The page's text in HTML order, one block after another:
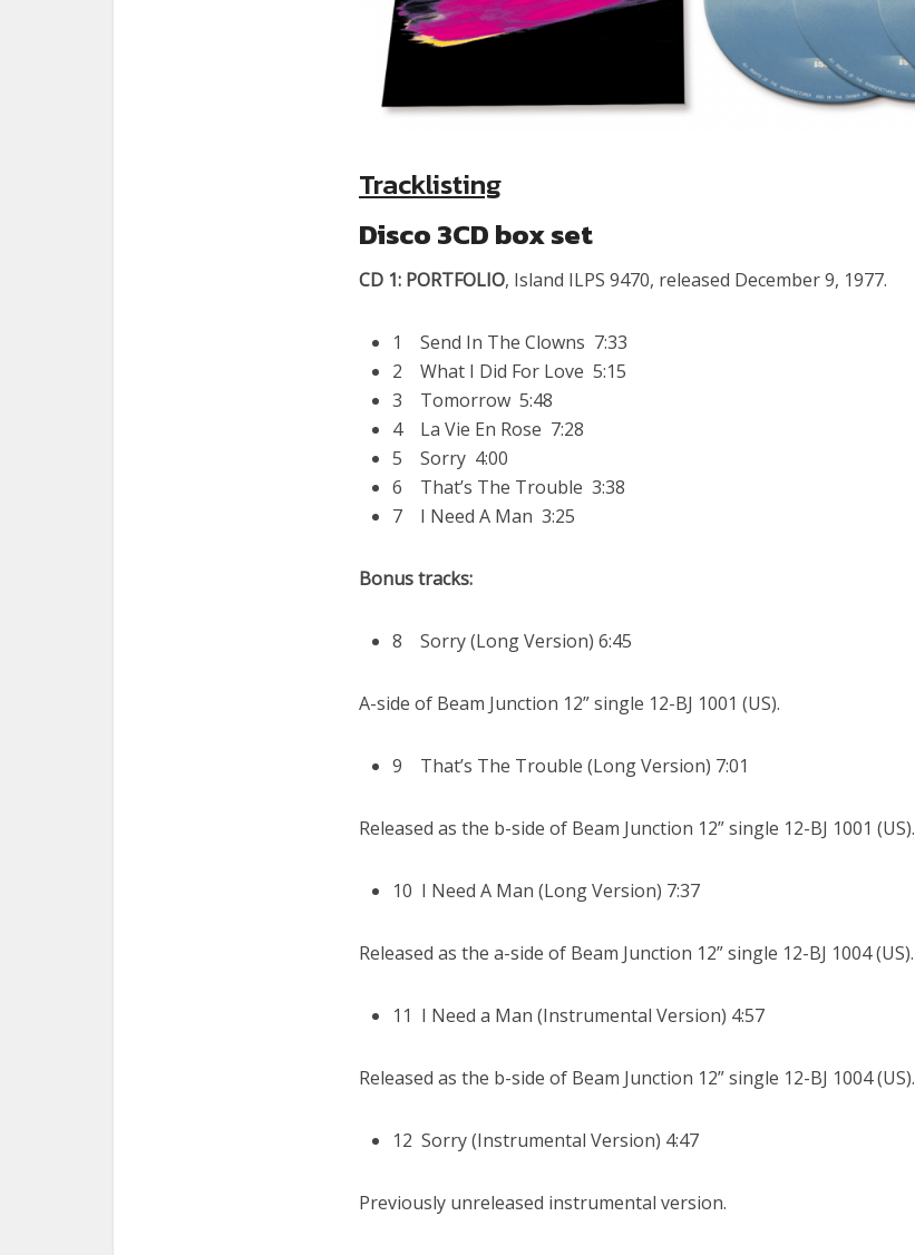
Tracklisting
Disco 3CD box set
CD 1: PORTFOLIO, Island ILPS 9470, released December 9, 1977.
1 Send In The Clowns 7:33
2 What I Did For Love 5:15
3 Tomorrow 5:48
4 La Vie En Rose 7:28
5 Sorry 4:00
6 That’s The Trouble 3:38
7 I Need A Man 3:25
Bonus tracks:
8 Sorry (Long Version) 6:45
A-side of Beam Junction 12” single 12-BJ 1001 (US).
9 That’s The Trouble (Long Version) 7:01
Released as the b-side of Beam Junction 12” single 12-BJ 1001 (US).
10 I Need A Man (Long Version) 7:37
Released as the a-side of Beam Junction 12” single 12-BJ 1004 (US).
11 I Need a Man (Instrumental Version) 4:57
Released as the b-side of Beam Junction 12” single 12-BJ 1004 (US).
12 Sorry (Instrumental Version) 4:47
Previously unreleased instrumental version.